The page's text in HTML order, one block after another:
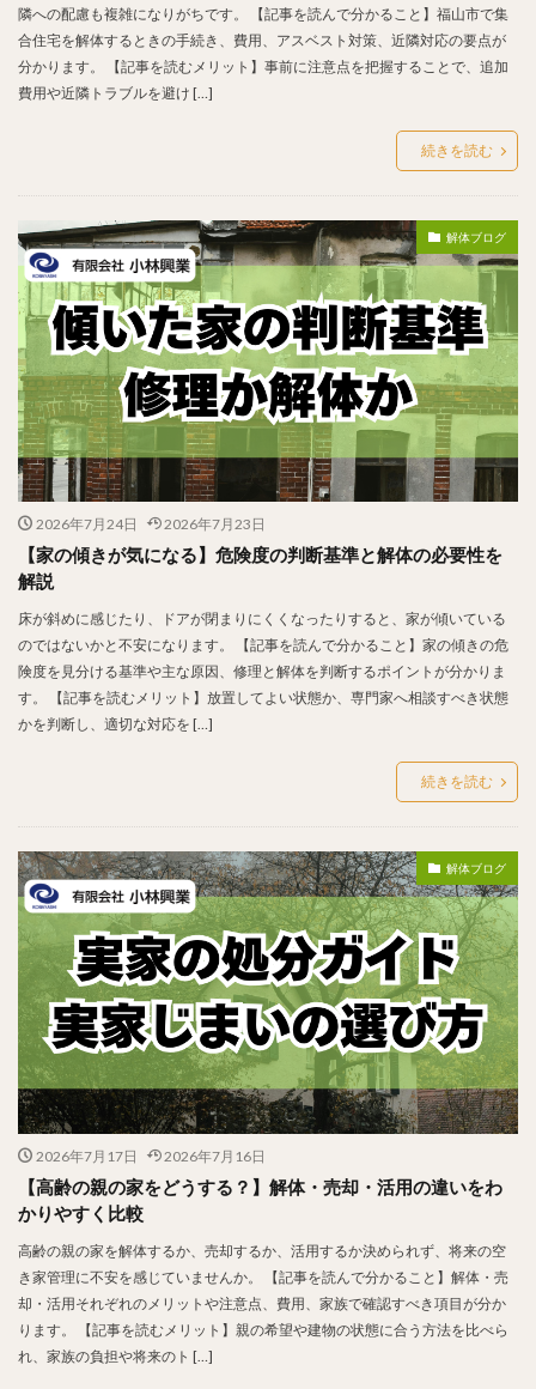
隣への配慮も複雑になりがちです。 【記事を読んで分かること】福山市で集
合住宅を解体するときの手続き、費用、アスベスト対策、近隣対応の要点が
分かります。 【記事を読むメリット】事前に注意点を把握することで、追加
費用や近隣トラブルを避け […]
続きを読む
解体ブログ
2026年7月24日 2026年7月23日
【家の傾きが気になる】危険度の判断基準と解体の必要性を
解説
床が斜めに感じたり、ドアが閉まりにくくなったりすると、家が傾いている
のではないかと不安になります。 【記事を読んで分かること】家の傾きの危
険度を見分ける基準や主な原因、修理と解体を判断するポイントが分かりま
す。 【記事を読むメリット】放置してよい状態か、専門家へ相談すべき状態
かを判断し、適切な対応を […]
続きを読む
解体ブログ
2026年7月17日 2026年7月16日
【高齢の親の家をどうする？】解体・売却・活用の違いをわ
かりやすく比較
高齢の親の家を解体するか、売却するか、活用するか決められず、将来の空
き家管理に不安を感じていませんか。 【記事を読んで分かること】解体・売
却・活用それぞれのメリットや注意点、費用、家族で確認すべき項目が分か
ります。 【記事を読むメリット】親の希望や建物の状態に合う方法を比べら
れ、家族の負担や将来のト […]